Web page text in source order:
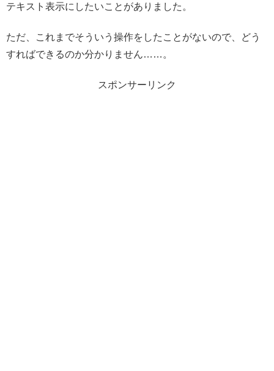
テキスト表示にしたいことがありました。
ただ、これまでそういう操作をしたことがないので、どう
すればできるのか分かりません……。
スポンサーリンク